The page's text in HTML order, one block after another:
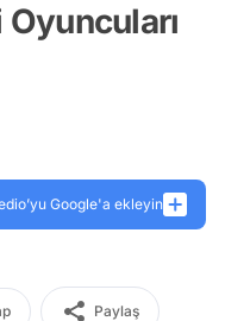
Google'a ekleyin
Paylaş